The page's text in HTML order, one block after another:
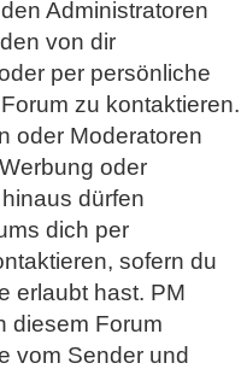
Administratoren
von dir
per persönliche
zu kontaktieren.
oder Moderatoren
oder
dürfen
dich per
sofern du
erlaubt hast. PM
diesem Forum
vom Sender und